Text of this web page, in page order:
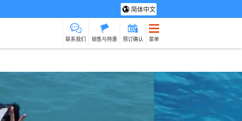
简体中文
联系我们 销售与特惠 预订确认 菜单